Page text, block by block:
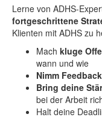
Lerne von ADHS-
fortgeschrittene
Klienten mit ADHS zu
Mach kluge
wann und wie
Nimm
Bring deine
bei der Arbeit
Halt deine